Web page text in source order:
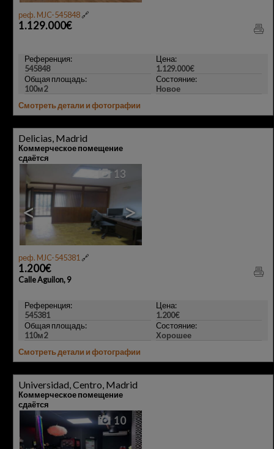
реф. MJC-545848🔗
1.129.000€
Референция:
545848
Цена:
1.129.000€
Общая площадь:
100м2
Состояние:
Новое
Смотреть детали и фотографии
Delicias, Madrid
Коммерческое помещение
сдаётся
< >
13
реф. MJC-545381 🔗
1.200€
Calle Aguilon, 9
Референция:
545381
Цена:
1.200€
Общая площадь:
110м2
Состояние:
Хорошее
Смотреть детали и фотографии
Universidad, Centro, Madrid
Коммерческое помещение
сдаётся
10